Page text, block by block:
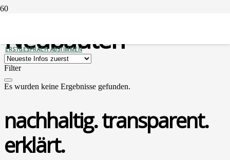
ERSTGESPRÄCH ABSTIMMEN
Neubauten
Filter
Es wurden keine Ergebnisse gefunden.
nachhaltig. transparent.
erklärt.